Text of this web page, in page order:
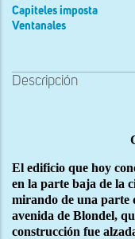
Capiteles imposta
Ventanales
Descripción
El edificio que hoy
en la parte baja de la
mirando de una parte
avenida de Blondel,
construcción fue